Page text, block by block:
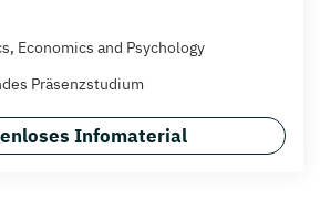
Economics and Psychology
Präsenzstudium
Infomaterial